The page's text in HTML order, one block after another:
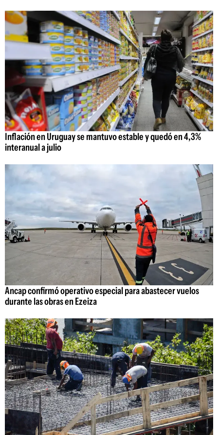
Inflación en Uruguay se mantuvo estable y quedó en 4,3%
interanual a julio
Ancap confirmó operativo especial para abastecer vuelos
durante las obras en Ezeiza